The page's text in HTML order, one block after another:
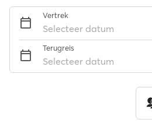
Vertrek
Selecteer datum
Terugreis
Selecteer datum